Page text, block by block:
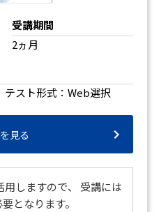
受講期間
2ヵ月
スト形式：Web選択
見る
しますので、 受講には
となります。